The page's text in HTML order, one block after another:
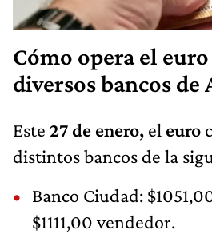
Cómo opera el
diversos bancos de
Este 27 de enero, el euro
distintos bancos de la
Banco Ciudad:
$1111,00 vendedor.